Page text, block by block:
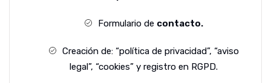
Formulario de contacto.
Creación de: “política de privacidad”, “aviso
legal”, “cookies” y registro en RGPD.